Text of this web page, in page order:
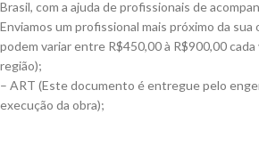
Brasil, com a ajuda de profissionais de
Enviamos um profissional mais próximo da
podem variar entre R$450,00 à R$900,00
região);
– ART (Este documento é entregue pelo
execução da obra);